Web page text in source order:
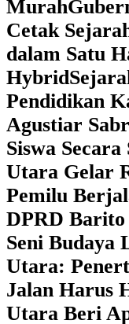
Murah
Cetak
dalam Satu
Hybrid
Pendidikan
Agustiar
Siswa
Utara Gelar
Pemilu
DPRD
Seni Budaya
Utara:
Jalan Harus
Utara Beri